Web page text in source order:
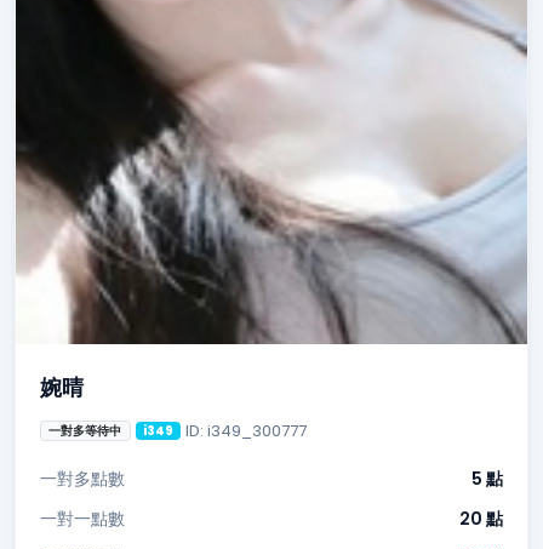
婉晴
一對多等待中 i349 ID: i349_300777
一對多點數
5 點
一對一點數
20 點